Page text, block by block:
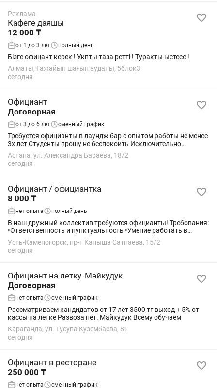
Реклама
Кафеге даяшы
12 000 ₸
от 1 до 3 лет полный день
Бізге офицант керек ! Укпты таза ретті ! Туракты ыстесе !
Алматы, Ғажайып шағын ауданы, 5блок3
сегодня
Официант
Договорная
от 3 до 6 лет сменный график
Требуется официанты в лаундж бар с опытом работы не менее
3х лет Студенты прошу не беспокоить Исключительно
девушки
Астана, ул. Александра Бараева, 18/2
сегодня
Официант / официантка
8 000 ₸
нет опыта полный день
В наш дружный коллектив требуются официанты! Требования:
•Ответственность и пунктуальность •Умение работать в
команде •Опыт приветствуется, но не обязателен — всему
обучим! Гибкий график, можно...
Усть-Каменогорск, пр-т Каныша Сатпаева, 15/2
сегодня
Официант на летку. Майкудук
Договорная
нет опыта сменный график
Рассматриваем кандидатов от 17 лет 3500 тг выход + 5% от
кассы на летке Развоза нет. Майкудук Всему обучаем
Караганда, ул. Тусупа Кузембаева, 81
сегодня
Официант в ресторане
250 000 ₸
нет опыта сменный график